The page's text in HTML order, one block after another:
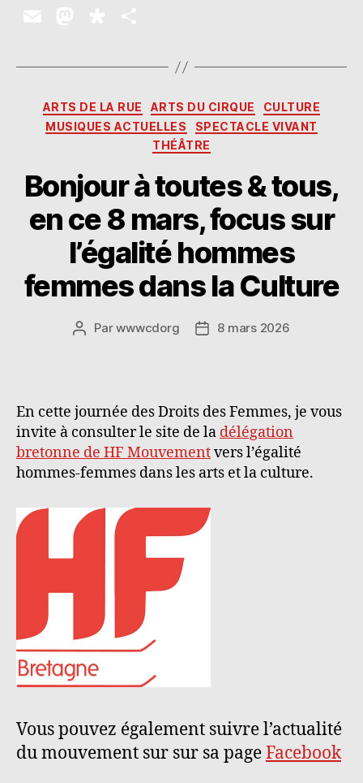
ai
l
to
d
o
s
p
o
rt
a
g
er
Catégories
ARTS DE LA RUE ARTS DU CIRQUE
CULTURE
MUSIQUES ACTUELLES
SPECTACLE VIVANT
THÉÂTRE
Bonjour à toutes & tous,
en ce 8 mars, focus sur
l’égalité hommes
femmes dans la Culture
Auteur
Parwwwcdorg
Date8 mars 2026
En cette journée des Droits des Femmes, je vous
invite à consulter le site de la délégation
bretonne de HF Mouvementvers l’égalité
hommes-femmes dans les arts et la culture.
Vous pouvez également suivre l’actualité
du mouvement sur sur sa pageFacebook